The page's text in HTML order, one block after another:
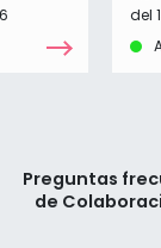
del
Preguntas
de